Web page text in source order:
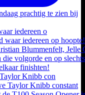
iedereen o
Knibb con